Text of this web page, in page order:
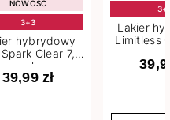
NOWOŚĆ
3+3
hybrydowy
Clear 7,2
ml
39,99 zł
Lakier
Limitless